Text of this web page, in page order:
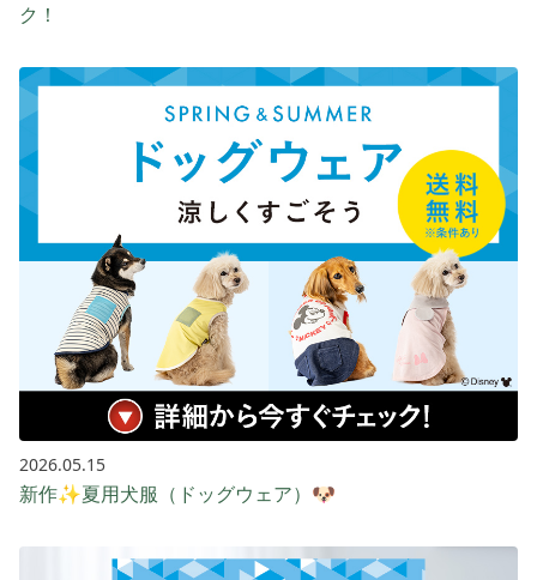
ク！
2026.05.15
新作✨夏用犬服（ドッグウェア）🐶